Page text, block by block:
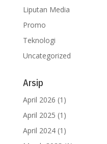
Liputan Media
Promo
Teknologi
Uncategorized
Arsip
April 2026 (1)
April 2025 (1)
April 2024(1)